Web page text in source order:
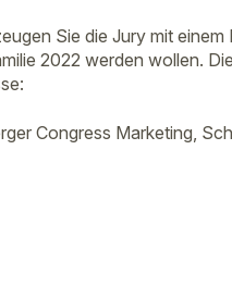
Sie die Jury mit
2022 werden wollen.
Congress Marketing,